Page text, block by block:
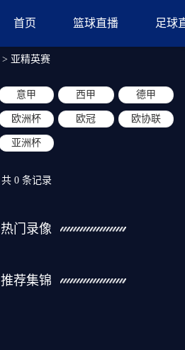
首页 篮球直播 足球
> 亚精英赛
意甲 西甲 德甲
欧洲杯 欧冠 欧协联
亚洲杯
共0 条记录
热门录像
推荐集锦